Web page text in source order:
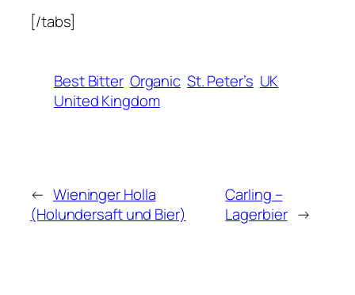
[/tabs]
Best Bitter Organic St. Peter’s UK
United Kingdom
← Wieninger Holla
(Holundersaft und Bier)
Carling –
Lagerbier →